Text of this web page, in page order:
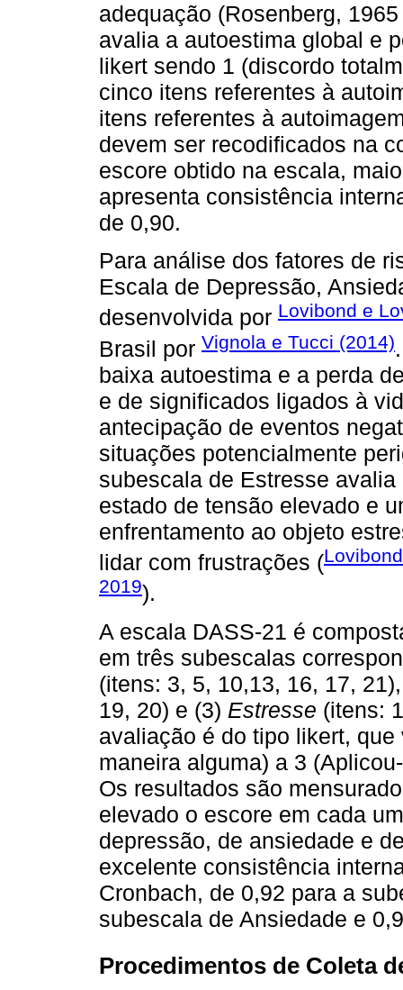
adequação (Rosenberg,
avalia a autoestima global e
likert sendo 1 (discordo
cinco itens referentes à
itens referentes à
devem ser recodificados na
escore obtido na escala,
apresenta consistência
de 0,90.
Para análise dos fatores de
Escala de Depressão,
desenvolvida por Lovibond e
Brasil por Vignola e Tucci (2014)
baixa autoestima e a perda
e de significados ligados à
antecipação de eventos
situações potencialmente
subescala de Estresse
estado de tensão elevado e
enfrentamento ao objeto
lidar com frustrações (
2019).
A escala DASS-21 é
em três subescalas
(itens: 3, 5, 10,13, 16, 17,
19, 20) e (3) Estresse (itens:
avaliação é do tipo likert,
maneira alguma) a 3
Os resultados são
elevado o escore em cada
depressão, de ansiedade e
excelente consistência
Cronbach, de 0,92 para a
subescala de Ansiedade e
Procedimentos de Coleta